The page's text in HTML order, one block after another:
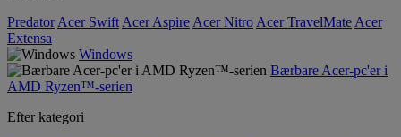
Predator Acer Swift Acer Aspire Acer Nitro Acer TravelMate Acer
Extensa
Windows
Bærbare Acer-pc'er i
AMD Ryzen™-serien
Efter kategori